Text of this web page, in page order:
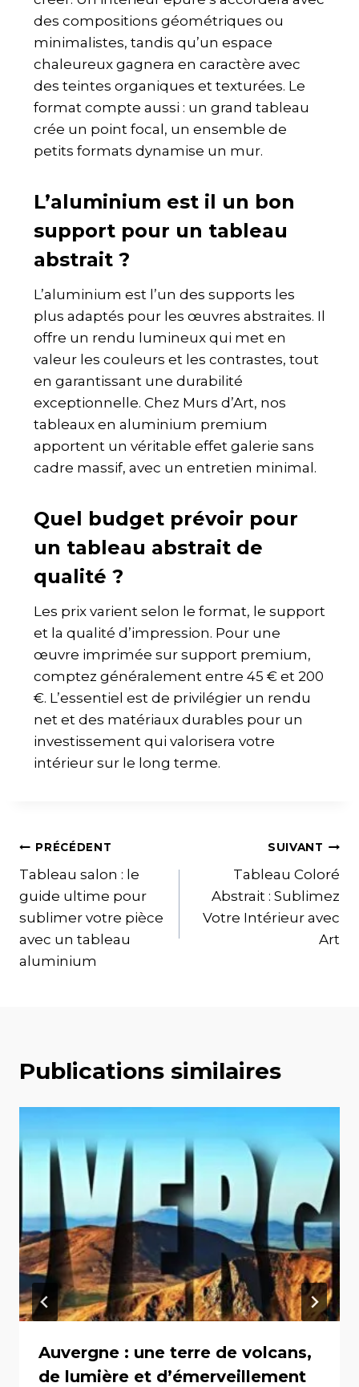
des compositions géométriques ou
minimalistes, tandis qu’un espace
chaleureux gagnera en caractère avec
des teintes organiques et texturées. Le
format compte aussi : un grand tableau
crée un point focal, un ensemble de
petits formats dynamise un mur.
L’aluminium est il un bon
support pour un tableau
abstrait ?
L’aluminium est l’un des supports les
plus adaptés pour les œuvres abstraites. Il
offre un rendu lumineux qui met en
valeur les couleurs et les contrastes, tout
en garantissant une durabilité
exceptionnelle. Chez Murs d’Art, nos
tableaux en aluminium premium
apportent un véritable effet galerie sans
cadre massif, avec un entretien minimal.
Quel budget prévoir pour
un tableau abstrait de
qualité ?
Les prix varient selon le format, le support
et la qualité d’impression. Pour une
œuvre imprimée sur support premium,
comptez généralement entre 45 € et 200
€. L’essentiel est de privilégier un rendu
net et des matériaux durables pour un
investissement qui valorisera votre
intérieur sur le long terme.
PRÉCÉDENT
Tableau salon : le
guide ultime pour
sublimer votre pièce
avec un tableau
aluminium
SUIVANT
Tableau Coloré
Abstrait : Sublimez
Votre Intérieur avec
Art
Publications similaires
Auvergne : une terre de volcans,
de lumière et d’émerveillement